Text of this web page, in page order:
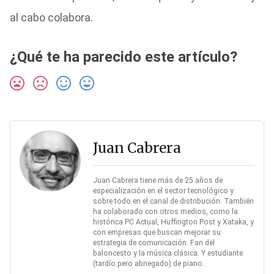
al cabo colabora.
¿Qué te ha parecido este artículo?
Juan Cabrera
Juan Cabrera tiene más de 25 años de
especialización en el sector tecnológico y
sobre todo en el canal de distribución. También
ha colaborado con otros medios, como la
histórica PC Actual, Huffington Post y Xataka, y
con empresas que buscan mejorar su
estrategia de comunicación. Fan del
baloncesto y la música clásica. Y estudiante
(tardío pero abnegado) de piano.